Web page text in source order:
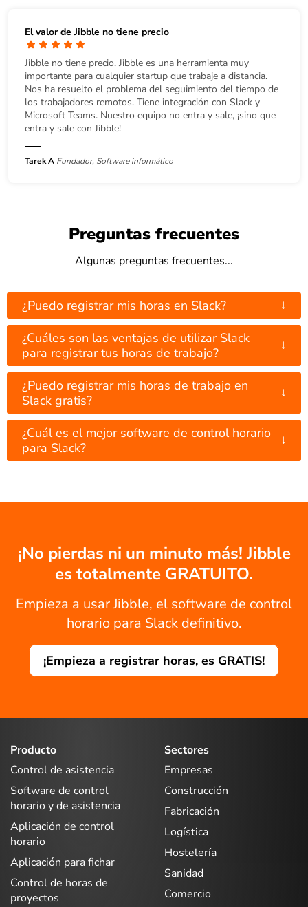
El valor de Jibble no tiene precio
Jibble no tiene precio. Jibble es una herramienta muy
importante para cualquier startup que trabaje a distancia.
Nos ha resuelto el problema del seguimiento del tiempo de
los trabajadores remotos. Tiene integración con Slack y
Microsoft Teams. Nuestro equipo no entra y sale, ¡sino que
entra y sale con Jibble!
Tarek A Fundador, Software informático
Preguntas frecuentes
Algunas preguntas frecuentes...
¿Puedo registrar mis horas en Slack? ↓
¿Cuáles son las ventajas de utilizar Slack
para registrar tus horas de trabajo?
↓
¿Puedo registrar mis horas de trabajo en
Slack gratis?
↓
¿Cuál es el mejor software de control horario
para Slack?
↓
¡No pierdas ni un minuto más! Jibble
es totalmente GRATUITO.
Empieza a usar Jibble, el software de control
horario para Slack definitivo.
¡Empieza a registrar horas, es GRATIS!
Producto
Control de asistencia
Software de control
horario y de asistencia
Aplicación de control
horario
Aplicación para fichar
Control de horas de
proyectos
Sectores
Empresas
Construcción
Fabricación
Logística
Hostelería
Sanidad
Comercio